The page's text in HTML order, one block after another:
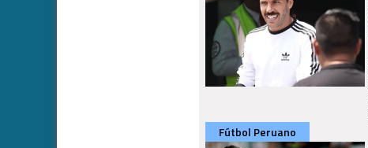
Fútbol Peruano